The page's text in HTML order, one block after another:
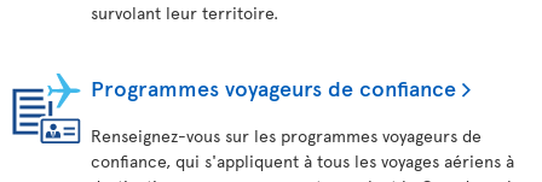
survolant leur territoire.
Programmes voyageurs de confiance
Renseignez-vous sur les programmes voyageurs de
confiance, qui s'appliquent à tous les voyages aériens à